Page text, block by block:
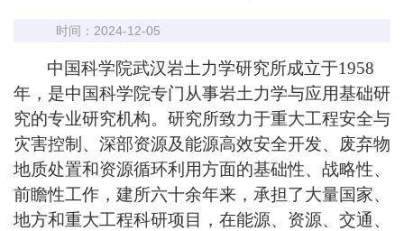
时间：2024-12-05
中国科学院武汉岩土力学研究所成立于1958
年，是中国科学院专门从事岩土力学与应用基础研
究的专业研究机构。研究所致力于重大工程安全与
灾害控制、深部资源及能源高效安全开发、废弃物
地质处置和资源循环利用方面的基础性、战略性、
前瞻性工作，建所六十余年来，承担了大量国家、
地方和重大工程科研项目，在能源、资源、交通、